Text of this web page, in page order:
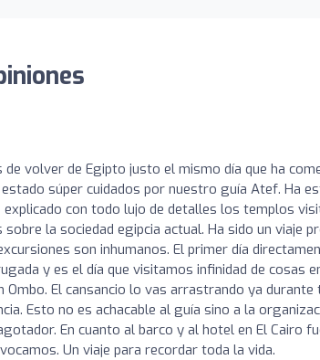
de volver de Egipto justo el mismo día que ha
súper cuidados por nuestro guía Atef. Ha
con todo lujo de detalles los templos
sobre la sociedad egipcia actual. Ha sido un viaje
son inhumanos. El primer día
y es el día que visitamos infinidad de cosas
El cansancio lo vas arrastrando ya
Esto no es achacable al guía sino a la
En cuanto al barco y al hotel en El Cairo
Un viaje para recordar toda la vida.